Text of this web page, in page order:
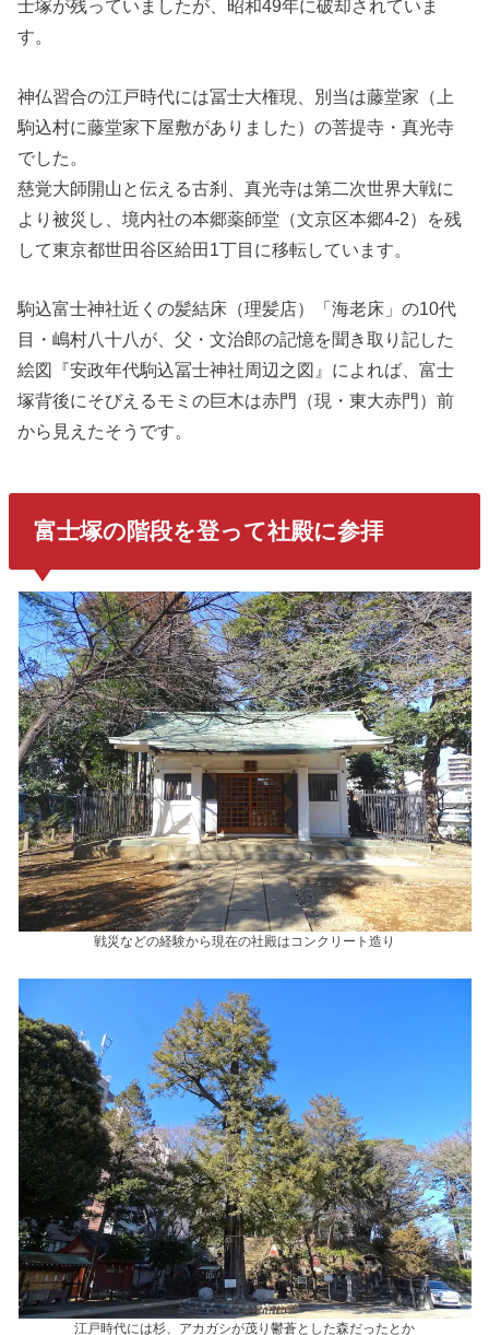
士塚が残っていましたが、昭和49年に破却されていま
す。
神仏習合の江戸時代には冨士大権現、別当は藤堂家（上
駒込村に藤堂家下屋敷がありました）の菩提寺・真光寺
でした。
慈覚大師開山と伝える古刹、真光寺は第二次世界大戦に
より被災し、境内社の本郷薬師堂（文京区本郷4-2）を残
して東京都世田谷区給田1丁目に移転しています。
駒込富士神社近くの髪結床（理髪店）「海老床」の10代
目・嶋村八十八が、父・文治郎の記憶を聞き取り記した
絵図『安政年代駒込冨士神社周辺之図』によれば、富士
塚背後にそびえるモミの巨木は赤門（現・東大赤門）前
から見えたそうです。
富士塚の階段を登って社殿に参拝
戦災などの経験から現在の社殿はコンクリート造り
江戸時代には杉、アカガシが茂り鬱蒼とした森だったとか